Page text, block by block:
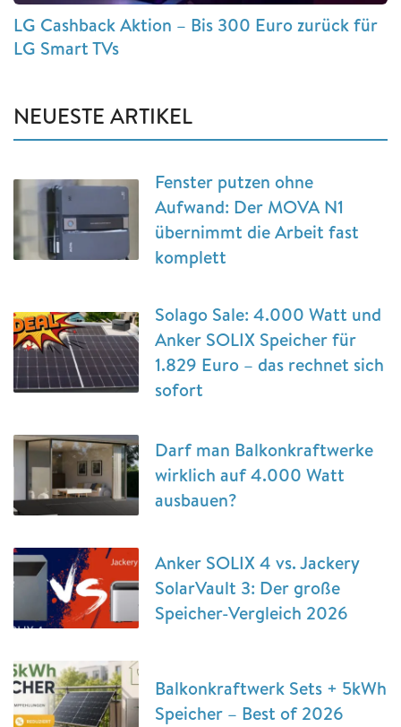
LG Cashback Aktion – Bis 300 Euro zurück für
LG Smart TVs
NEUESTE ARTIKEL
Fenster putzen ohne
Aufwand: Der MOVA N1
übernimmt die Arbeit fast
komplett
Solago Sale: 4.000 Watt und
Anker SOLIX Speicher für
1.829 Euro – das rechnet sich
sofort
Darf man Balkonkraftwerke
wirklich auf 4.000 Watt
ausbauen?
Anker SOLIX 4 vs. Jackery
SolarVault 3: Der große
Speicher-Vergleich 2026
Balkonkraftwerk Sets + 5kWh
Speicher – Best of 2026